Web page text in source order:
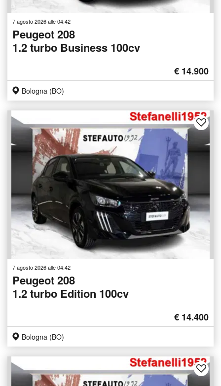
7 agosto 2026 alle 04:42
Peugeot 208
1.2 turbo Business 100cv
€ 14.900
Bologna (BO)
7 agosto 2026 alle 04:42
Peugeot 208
1.2 turbo Edition 100cv
€ 14.400
Bologna (BO)